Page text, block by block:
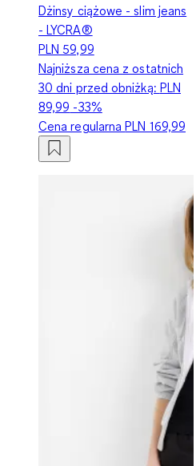
Dżinsy ciążowe - slim jeans
- LYCRA®
PLN 59,99
Najniższa cena z ostatnich
30 dni przed obniżką: PLN
89,99 -33%
Cena regularnaPLN 169,99